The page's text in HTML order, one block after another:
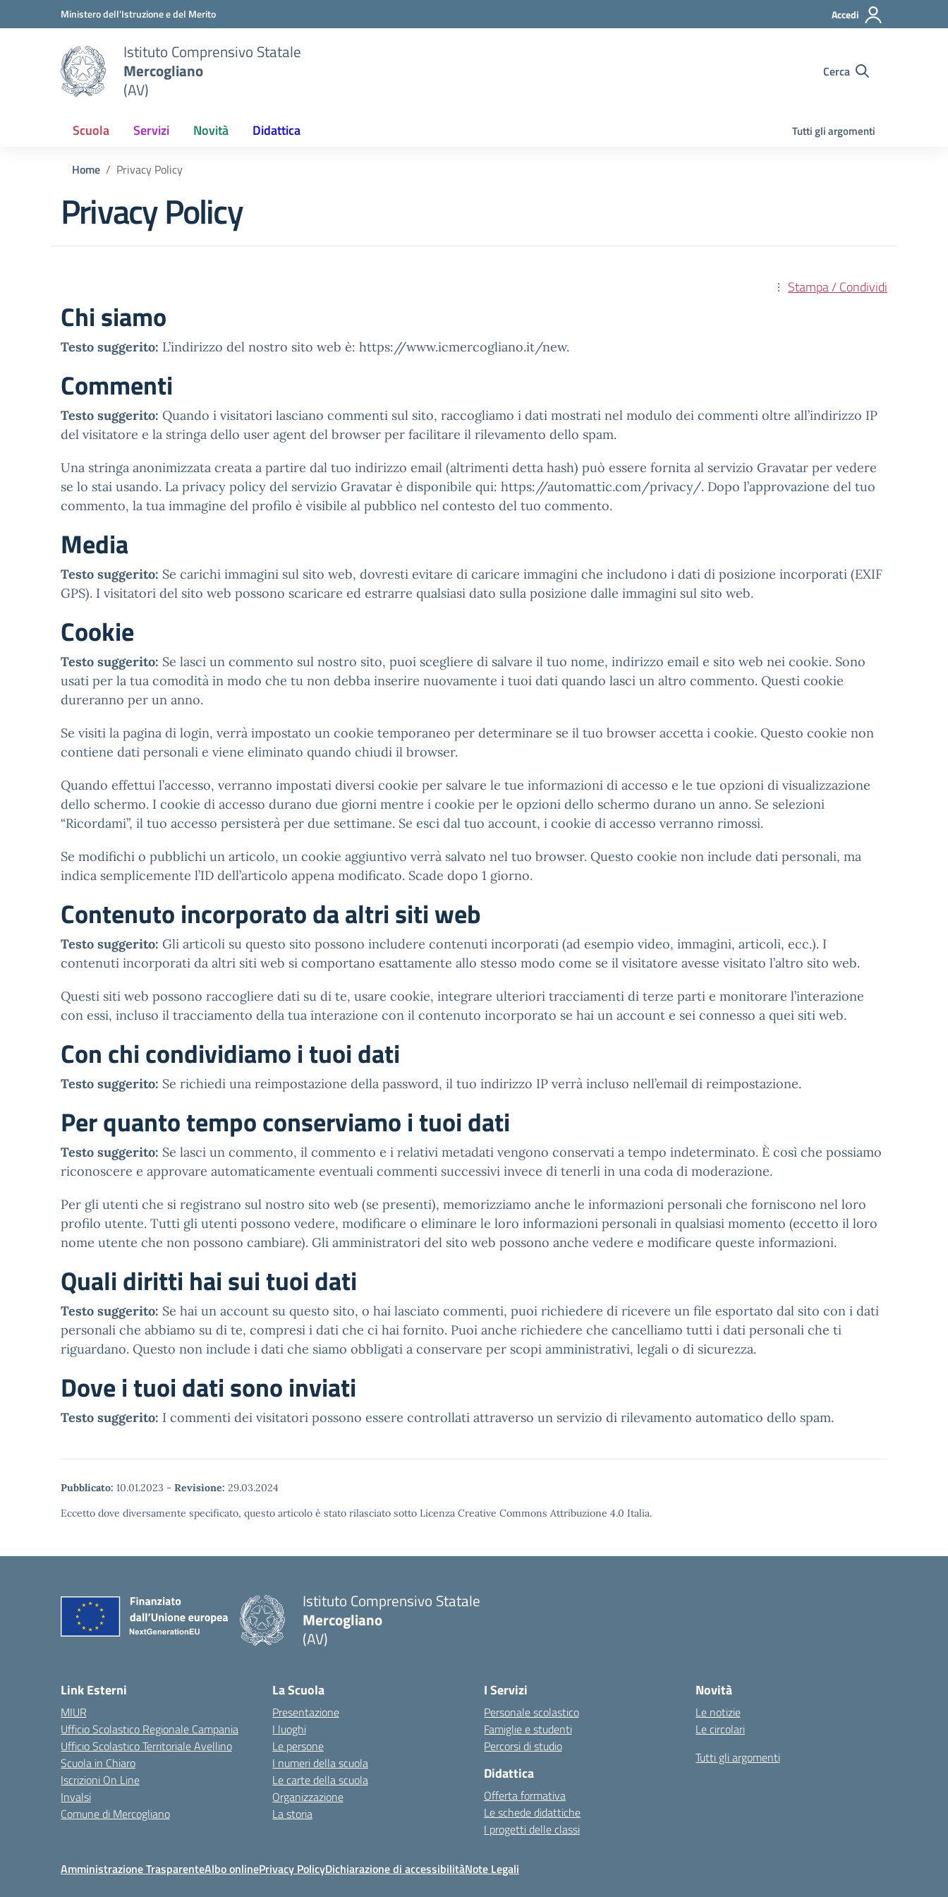
Vai ai contenuti
Vai al menu di navigazioneMinistero dell'Istruzione e del Merito Accedi
Istituto Comprensivo Statale
Mercogliano
(AV)
Cerca
Scuola Servizi Novità Didattica Tutti gli argomenti
Home Privacy Policy
Privacy Policy
Stampa / Condividi
Chi siamo
Testo suggerito: L’indirizzo del nostro sito web è: https://www.icmercogliano.it/new.
Commenti
Testo suggerito: Quando i visitatori lasciano commenti sul sito, raccogliamo i dati mostrati nel modulo dei commenti oltre all’indirizzo IP
del visitatore e la stringa dello user agent del browser per facilitare il rilevamento dello spam.
Una stringa anonimizzata creata a partire dal tuo indirizzo email (altrimenti detta hash) può essere fornita al servizio Gravatar per vedere
se lo stai usando. La privacy policy del servizio Gravatar è disponibile qui: https://automattic.com/privacy/. Dopo l’approvazione del tuo
commento, la tua immagine del profilo è visibile al pubblico nel contesto del tuo commento.
Media
Testo suggerito: Se carichi immagini sul sito web, dovresti evitare di caricare immagini che includono i dati di posizione incorporati (EXIF
GPS). I visitatori del sito web possono scaricare ed estrarre qualsiasi dato sulla posizione dalle immagini sul sito web.
Cookie
Testo suggerito: Se lasci un commento sul nostro sito, puoi scegliere di salvare il tuo nome, indirizzo email e sito web nei cookie. Sono
usati per la tua comodità in modo che tu non debba inserire nuovamente i tuoi dati quando lasci un altro commento. Questi cookie
dureranno per un anno.
Se visiti la pagina di login, verrà impostato un cookie temporaneo per determinare se il tuo browser accetta i cookie. Questo cookie non
contiene dati personali e viene eliminato quando chiudi il browser.
Quando effettui l’accesso, verranno impostati diversi cookie per salvare le tue informazioni di accesso e le tue opzioni di visualizzazione
dello schermo. I cookie di accesso durano due giorni mentre i cookie per le opzioni dello schermo durano un anno. Se selezioni
“Ricordami”, il tuo accesso persisterà per due settimane. Se esci dal tuo account, i cookie di accesso verranno rimossi.
Se modifichi o pubblichi un articolo, un cookie aggiuntivo verrà salvato nel tuo browser. Questo cookie non include dati personali, ma
indica semplicemente l’ID dell’articolo appena modificato. Scade dopo 1 giorno.
Contenuto incorporato da altri siti web
Testo suggerito: Gli articoli su questo sito possono includere contenuti incorporati (ad esempio video, immagini, articoli, ecc.). I
contenuti incorporati da altri siti web si comportano esattamente allo stesso modo come se il visitatore avesse visitato l’altro sito web.
Questi siti web possono raccogliere dati su di te, usare cookie, integrare ulteriori tracciamenti di terze parti e monitorare l’interazione
con essi, incluso il tracciamento della tua interazione con il contenuto incorporato se hai un account e sei connesso a quei siti web.
Con chi condividiamo i tuoi dati
Testo suggerito: Se richiedi una reimpostazione della password, il tuo indirizzo IP verrà incluso nell’email di reimpostazione.
Per quanto tempo conserviamo i tuoi dati
Testo suggerito: Se lasci un commento, il commento e i relativi metadati vengono conservati a tempo indeterminato. È così che possiamo
riconoscere e approvare automaticamente eventuali commenti successivi invece di tenerli in una coda di moderazione.
Per gli utenti che si registrano sul nostro sito web (se presenti), memorizziamo anche le informazioni personali che forniscono nel loro
profilo utente. Tutti gli utenti possono vedere, modificare o eliminare le loro informazioni personali in qualsiasi momento (eccetto il loro
nome utente che non possono cambiare). Gli amministratori del sito web possono anche vedere e modificare queste informazioni.
Quali diritti hai sui tuoi dati
Testo suggerito: Se hai un account su questo sito, o hai lasciato commenti, puoi richiedere di ricevere un file esportato dal sito con i dati
personali che abbiamo su di te, compresi i dati che ci hai fornito. Puoi anche richiedere che cancelliamo tutti i dati personali che ti
riguardano. Questo non include i dati che siamo obbligati a conservare per scopi amministrativi, legali o di sicurezza.
Dove i tuoi dati sono inviati
Testo suggerito: I commenti dei visitatori possono essere controllati attraverso un servizio di rilevamento automatico dello spam.
Pubblicato: 10.01.2023 - Revisione: 29.03.2024
Eccetto dove diversamente specificato, questo articolo è stato rilasciato sotto Licenza Creative Commons Attribuzione 4.0 Italia.
Istituto Comprensivo Statale
Mercogliano
(AV)
Link Esterni
MIUR
Ufficio Scolastico Regionale Campania
Ufficio Scolastico Territoriale Avellino
Scuola in Chiaro
Iscrizioni On Line
Invalsi
Comune di Mercogliano
La Scuola
Presentazione
I luoghi
Le persone
I numeri della scuola
Le carte della scuola
Organizzazione
La storia
I Servizi
Personale scolastico
Famiglie e studenti
Percorsi di studio
Didattica
Offerta formativa
Le schede didattiche
I progetti delle classi
Novità
Le notizie
Le circolari
Tutti gli argomenti
Amministrazione TrasparenteAlbo onlinePrivacy PolicyDichiarazione di accessibilitàNote Legali